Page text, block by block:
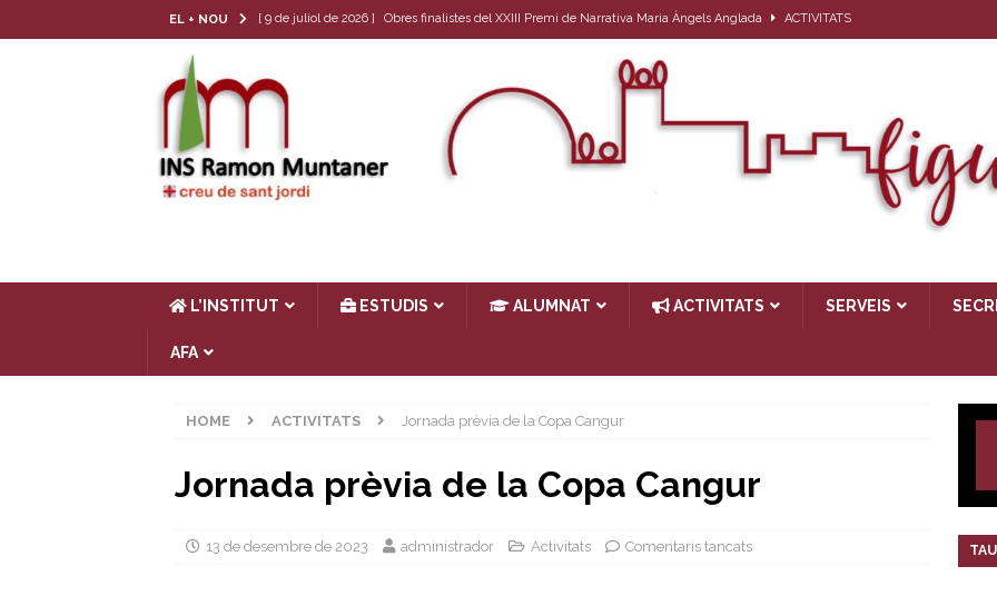
EL + NOU [ 9 de juliol de 2026 ] Obres finalistes del XXIII Premi de Narrativa Maria Àngels Anglada ACTIVITATS
Tria de matèria optativa per a l’alumnat que el proper curs farà 1r d’ESO
[ 17 de juny de 2026 ] Llibres de text 26-27 ACTIVITATS
Les cròniques del Club de lectura: Passat, futur i… present ACTIVITATS
[ 17 de juliol de 2026 ] Horari d’estiu
L’INSTITUT ESTUDIS ALUMNAT ACTIVITATS SERVEIS
AFA
HOME ACTIVITATS Jornada prèvia de la Copa Cangur
Jornada prèvia de la Copa Cangur
13 de desembre de 2023 administrador Activitats Comentaris tancats